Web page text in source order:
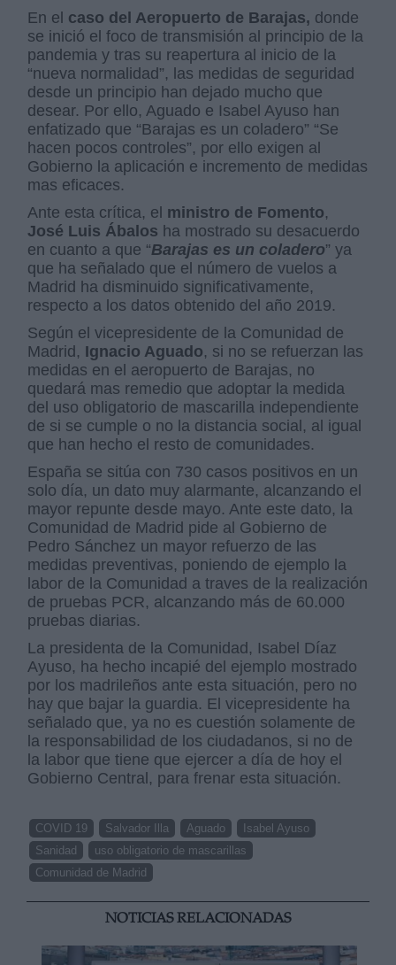
En el caso del Aeropuerto de Barajas, donde
se inició el foco de transmisión al principio de la
pandemia y tras su reapertura al inicio de la
“nueva normalidad”, las medidas de seguridad
desde un principio han dejado mucho que
desear. Por ello, Aguado e Isabel Ayuso han
enfatizado que “Barajas es un coladero” “Se
hacen pocos controles”, por ello exigen al
Gobierno la aplicación e incremento de medidas
mas eficaces.
Ante esta crítica, el ministro de Fomento,
José Luis Ábalos ha mostrado su desacuerdo
en cuanto a que “Barajas es un coladero” ya
que ha señalado que el número de vuelos a
Madrid ha disminuido significativamente,
respecto a los datos obtenido del año 2019.
Según el vicepresidente de la Comunidad de
Madrid, Ignacio Aguado, si no se refuerzan las
medidas en el aeropuerto de Barajas, no
quedará mas remedio que adoptar la medida
del uso obligatorio de mascarilla independiente
de si se cumple o no la distancia social, al igual
que han hecho el resto de comunidades.
España se sitúa con 730 casos positivos en un
solo día, un dato muy alarmante, alcanzando el
mayor repunte desde mayo. Ante este dato, la
Comunidad de Madrid pide al Gobierno de
Pedro Sánchez un mayor refuerzo de las
medidas preventivas, poniendo de ejemplo la
labor de la Comunidad a traves de la realización
de pruebas PCR, alcanzando más de 60.000
pruebas diarias.
La presidenta de la Comunidad, Isabel Díaz
Ayuso, ha hecho incapié del ejemplo mostrado
por los madrileños ante esta situación, pero no
hay que bajar la guardia. El vicepresidente ha
señalado que, ya no es cuestión solamente de
la responsabilidad de los ciudadanos, si no de
la labor que tiene que ejercer a día de hoy el
Gobierno Central, para frenar esta situación.
COVID 19 Salvador Illa Aguado
Isabel Ayuso
Sanidad
uso obligatorio de mascarillas
Comunidad de Madrid
NOTICIAS RELACIONADAS